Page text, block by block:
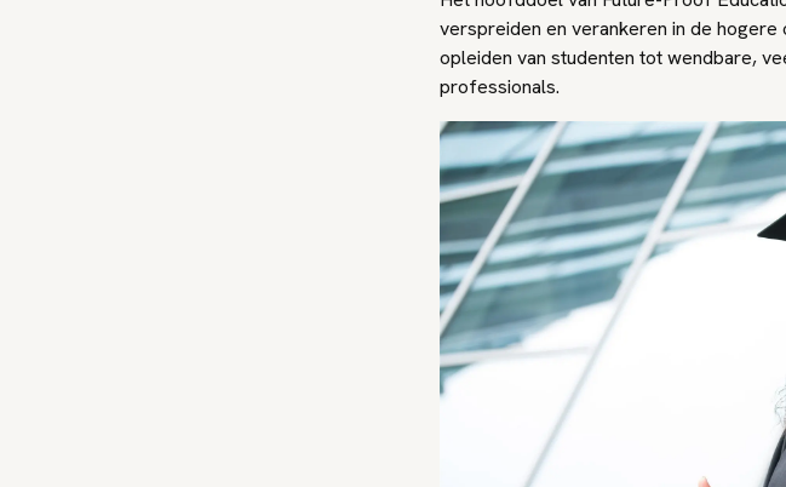
verspreiden en verankeren in de hogere
opleiden van studenten tot wendbare,
professionals.